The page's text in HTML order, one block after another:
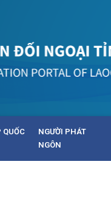
QUỐC
NGƯỜI PHÁT
NGÔN